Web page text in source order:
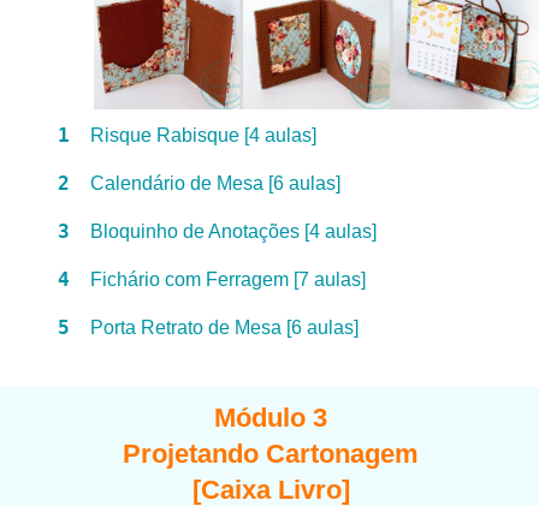
1 Risque Rabisque [4 aulas]
2 Calendário de Mesa [6 aulas]
3 Bloquinho de Anotações [4 aulas]
4 Fichário com Ferragem [7 aulas]
5 Porta Retrato de Mesa [6 aulas]
Módulo 3
Projetando Cartonagem
[Caixa Livro]